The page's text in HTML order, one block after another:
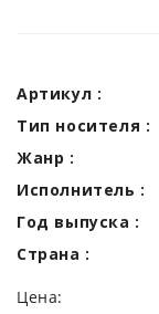
Артикул :
Тип носителя :
Жанр :
Исполнитель :
Год выпуска :
Страна :
Цена: